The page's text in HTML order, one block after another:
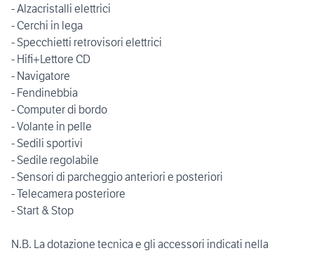
- Alzacristalli elettrici
- Cerchi in lega
- Specchietti retrovisori elettrici
- Hifi+Lettore CD
- Navigatore
- Fendinebbia
- Computer di bordo
- Volante in pelle
- Sedili sportivi
- Sedile regolabile
- Sensori di parcheggio anteriori e posteriori
- Telecamera posteriore
- Start & Stop
N.B. La dotazione tecnica e gli accessori indicati nella